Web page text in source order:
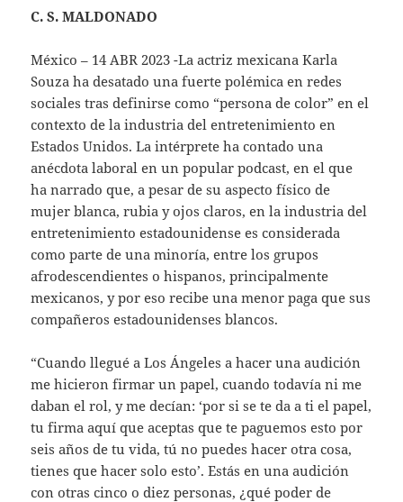
C. S. MALDONADO
México – 14 ABR 2023 -La actriz mexicana Karla
Souza ha desatado una fuerte polémica en redes
sociales tras definirse como “persona de color” en el
contexto de la industria del entretenimiento en
Estados Unidos. La intérprete ha contado una
anécdota laboral en un popular podcast, en el que
ha narrado que, a pesar de su aspecto físico de
mujer blanca, rubia y ojos claros, en la industria del
entretenimiento estadounidense es considerada
como parte de una minoría, entre los grupos
afrodescendientes o hispanos, principalmente
mexicanos, y por eso recibe una menor paga que sus
compañeros estadounidenses blancos.
“Cuando llegué a Los Ángeles a hacer una audición
me hicieron firmar un papel, cuando todavía ni me
daban el rol, y me decían: ‘por si se te da a ti el papel,
tu firma aquí que aceptas que te paguemos esto por
seis años de tu vida, tú no puedes hacer otra cosa,
tienes que hacer solo esto’. Estás en una audición
con otras cinco o diez personas, ¿qué poder de